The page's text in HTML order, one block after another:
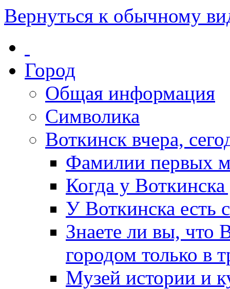
Вернуться к обычному
Город
Общая информация
Символика
Воткинск вчера,
Фамилии первых
Когда у
У Воткинска есть
Знаете ли вы, что
городом только в
Музей истории и